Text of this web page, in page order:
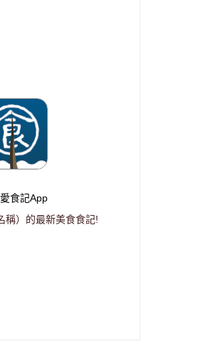
愛食記App
稱）的最新美食食記!